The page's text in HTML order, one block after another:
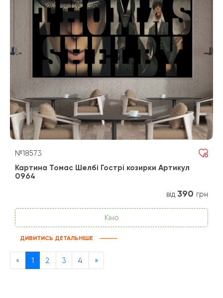
№18573
Картина Томас Шелбі Гострі козирки Артикул
0964
від 390 грн
Кіно
ДИВИТИСЬ ДЕТАЛЬНІШЕ
« Previous
1 2 3 4 »Next